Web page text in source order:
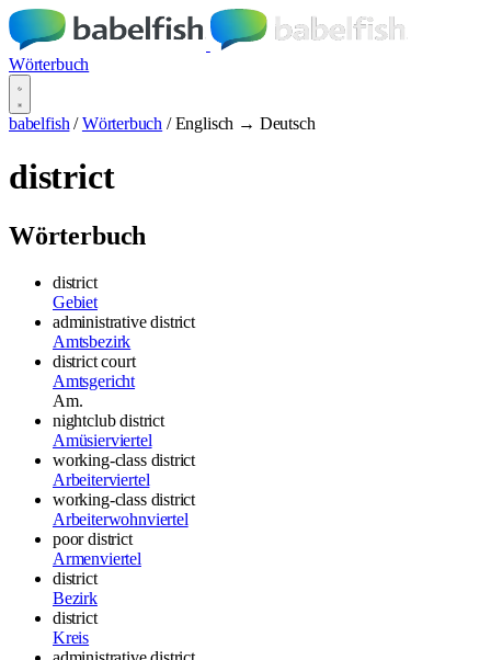
Wörterbuch
babelfish / Wörterbuch / Englisch → Deutsch
district
Wörterbuch
district
Gebiet
administrative district
Amtsbezirk
district court
Amtsgericht
Am.
nightclub district
Amüsierviertel
working-class district
Arbeiterviertel
working-class district
Arbeiterwohnviertel
poor district
Armenviertel
district
Bezirk
district
Kreis